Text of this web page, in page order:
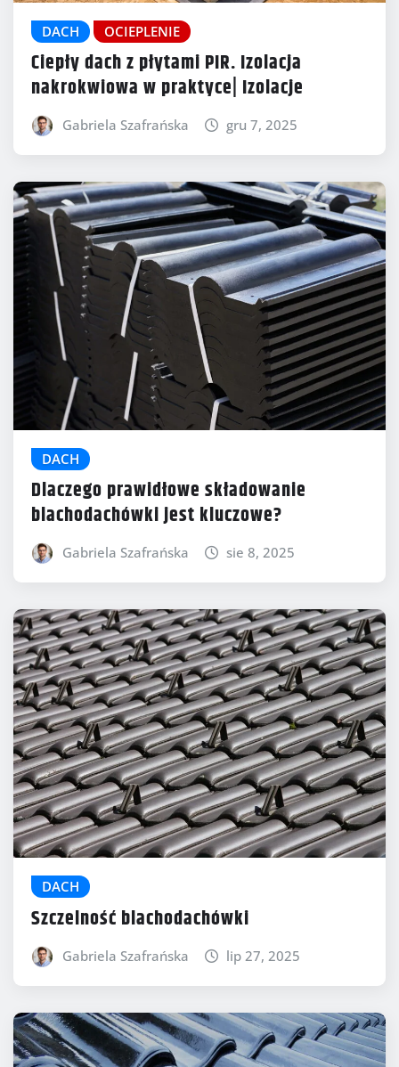
DACH OCIEPLENIE
Ciepły dach z płytami PIR. Izolacja
nakrokwiowa w praktyce| Izolacje
Gabriela Szafrańska gru 7, 2025
DACH
Dlaczego prawidłowe składowanie
blachodachówki jest kluczowe?
Gabriela Szafrańska sie 8, 2025
DACH
Szczelność blachodachówki
Gabriela Szafrańska lip 27, 2025